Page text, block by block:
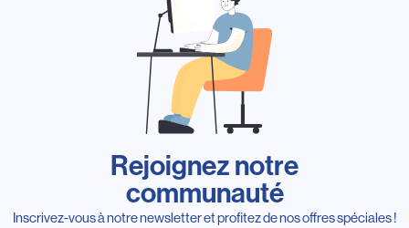
Rejoignez notre
communauté
Inscrivez-vous à notre newsletter et profitez de nos offres spéciales !